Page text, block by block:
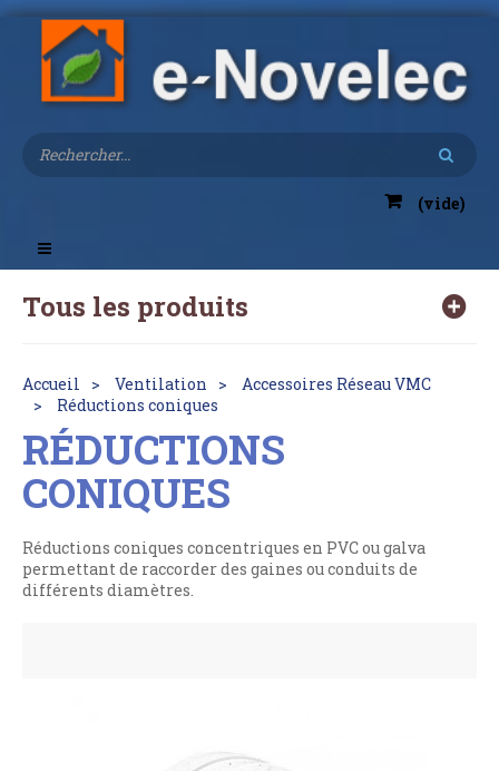
(vide)
Toggle
navigation
Tous les produits
Accueil Ventilation
Accessoires Réseau VMC
Réductions coniques
RÉDUCTIONS
CONIQUES
Réductions coniques concentriques en PVC ou galva
permettant de raccorder des gaines ou conduits de
différents diamètres.